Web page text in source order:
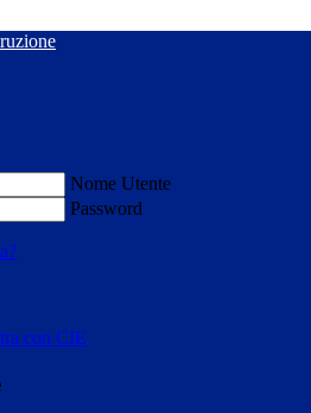
Nome Utente
Password
con CIE